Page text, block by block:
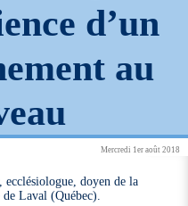
d’un
au
Mercredi 1er août 2018
ecclésiologue, doyen de la
Laval (Québec).